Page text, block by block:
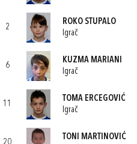
2
ROKO STUPALO
Igrač
6
KUZMA MARIANI
Igrač
11
TOMA ERCEGOVIĆ
Igrač
TONI MARTINOVIĆ